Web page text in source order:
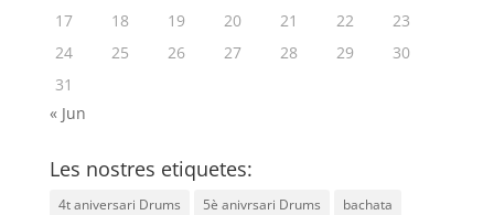
17
18 19 20 21 22
23
24
25 26 27 28 29
30
31
« Jun
Les nostres etiquetes:
4t aniversari Drums 5è anivrsari Drums
bachata